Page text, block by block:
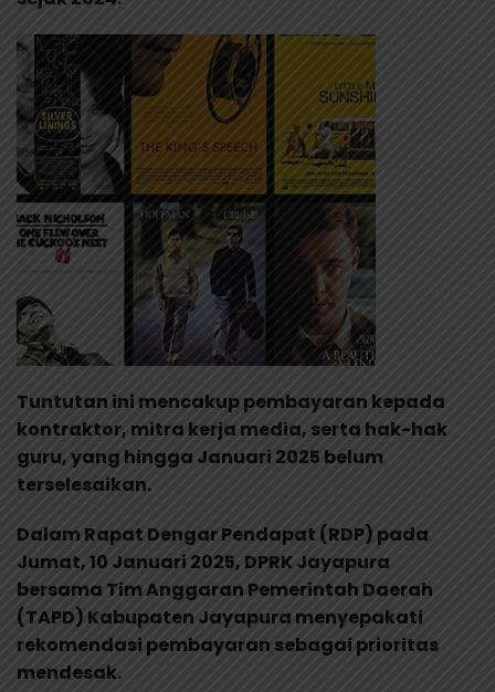
Tuntutan ini mencakup pembayaran kepada
kontraktor, mitra kerja media, serta hak-hak
guru, yang hingga Januari 2025 belum
terselesaikan.
Dalam Rapat Dengar Pendapat (RDP) pada
Jumat, 10 Januari 2025, DPRK Jayapura
bersama Tim Anggaran Pemerintah Daerah
(TAPD) Kabupaten Jayapura menyepakati
rekomendasi pembayaran sebagai prioritas
mendesak.